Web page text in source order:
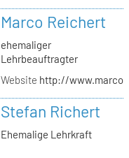
Marco Reichert
ehemaliger
Lehrbeauftragter
Website http://
Stefan Richert
Ehemalige Lehrkraft